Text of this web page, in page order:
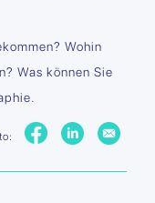
Wohin
Was können Sie